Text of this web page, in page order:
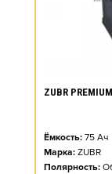
ZUBR
Ёмкость: 75 Ач
Марка: ZUBR
Полярность: